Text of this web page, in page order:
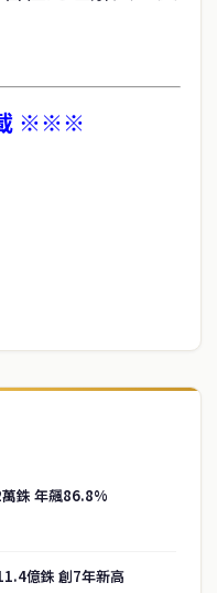
※※※
銖 年飆86.8%
億銖 創7年新高